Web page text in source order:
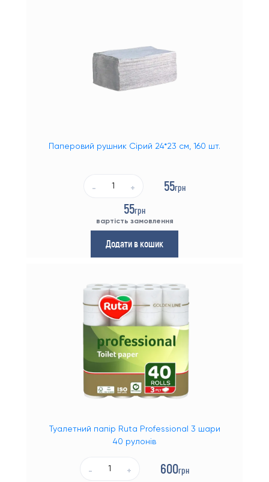
Паперовий рушник Сірий 24*23 см, 160 шт.
- + 55грн
55грн
вартість замовлення
Додати в кошик
Туалетний папір Ruta Professional 3 шари
40 рулонів
- + 600грн